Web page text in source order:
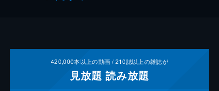
420,000本以上の動画 /210誌以上の雑誌が
見放題 読み放題